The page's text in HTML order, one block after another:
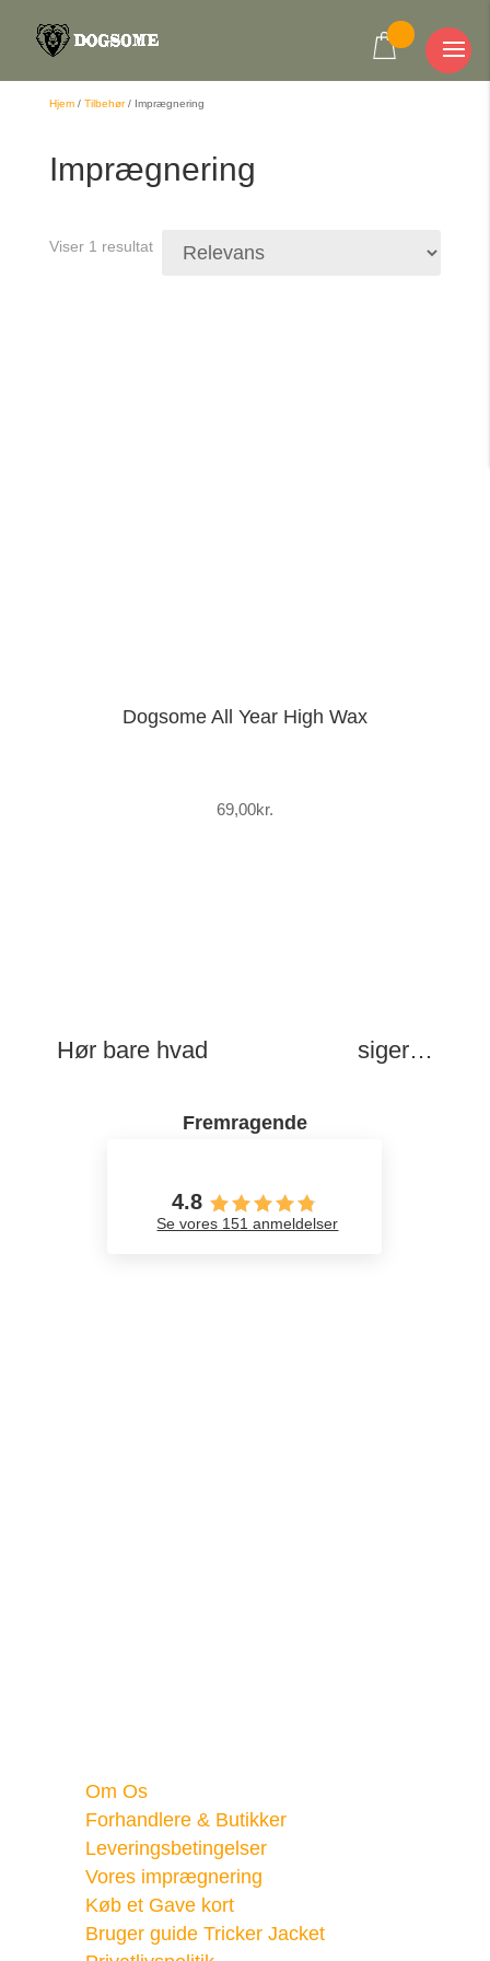
Hjem/ Tilbehør/ Imprægnering
Imprægnering
Viser 1 resultat
Dogsome All Year High Wax
69,00kr.
Hør bare hvad siger…
Fremragende
4.8
Se vores 151 anmeldelser
Om Os
Forhandlere & Butikker
Leveringsbetingelser
Vores imprægnering
Køb et Gave kort
Bruger guide Tricker Jacket